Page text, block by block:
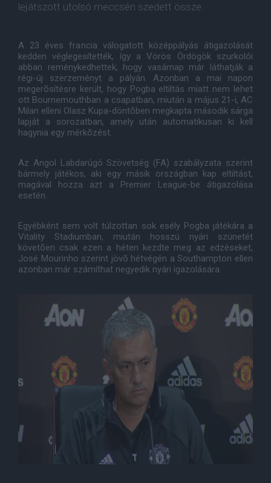
lejátszott utolsó meccsén szedett össze.
A 23 éves francia válogatott középpályás átigazolását
kedden véglegesítették, így a Vörös Ördögök szurkolói
abban reménykedhettek, hogy vasárnap már láthatják a
régi-új szerzeményt a pályán. Azonban a mai napon
megerõsítésre került, hogy Pogba eltiltás miatt nem lehet
ott Bournemouthban a csapatban, miután a május 21-i, AC
Milan elleni Olasz Kupa-döntõben megkapta második sárga
lapját a sorozatban, amely után automatikusan ki kell
hagynia egy mérkõzést.
Az Angol Labdarúgó Szövetség (FA) szabályzata szerint
bármely játékos, aki egy másik országban kap eltiltást,
magával hozza azt a Premier League-be átigazolása
esetén.
Egyébként sem volt túlzottan sok esély Pogba játékára a
Vitality Stadiumban, miután hosszú nyári szünetét
követõen csak ezen a héten kezdte meg az edzéseket,
José Mourinho szerint jövõ hétvégén a Southampton ellen
azonban már számíthat negyedik nyári igazolására.